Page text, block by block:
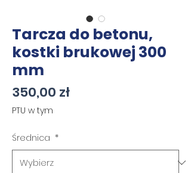
Tarcza do betonu,
kostki brukowej 300
mm
350,00 złCena
PTU w tym
Średnica *